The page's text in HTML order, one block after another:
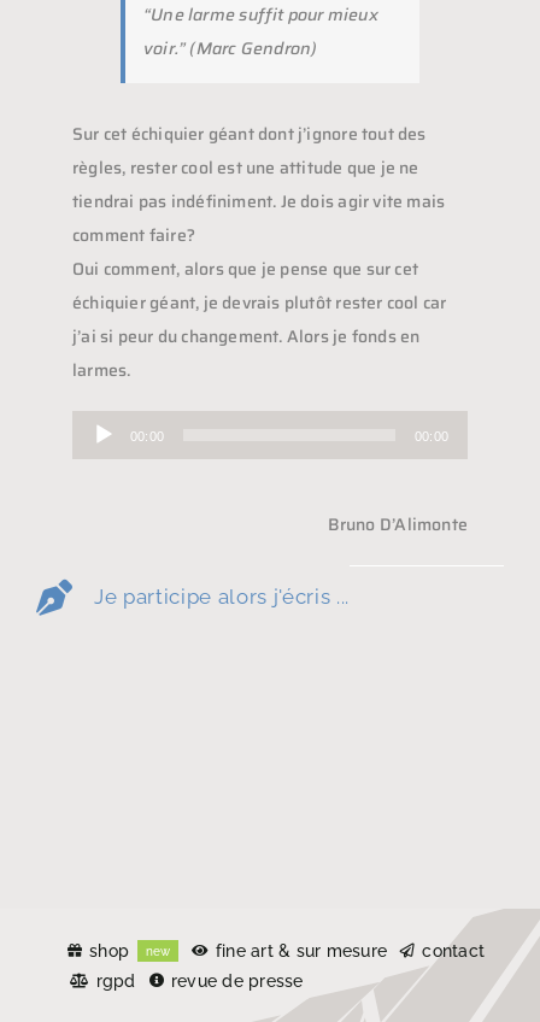
“Une larme suffit pour mieux
voir.” (Marc Gendron)
Sur cet échiquier géant dont j’ignore tout des
règles, rester cool est une attitude que je ne
tiendrai pas indéfiniment. Je dois agir vite mais
comment faire?
Oui comment, alors que je pense que sur cet
échiquier géant, je devrais plutôt rester cool car
j’ai si peur du changement. Alors je fonds en
larmes.
Lecteur
audio
00:00 00:00
Bruno D’Alimonte
Je participe alors j'écris ...
shop new fine art & sur mesure
contact
rgpd
revue de presse